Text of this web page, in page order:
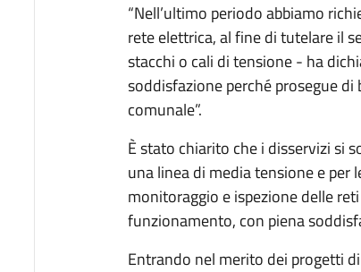
“Nell’ultimo periodo abbiamo
rete elettrica, al fine di tutelare il
stacchi o cali di tensione - ha
soddisfazione perché prosegue
comunale”.
È stato chiarito che i disservizi si
una linea di media tensione e
monitoraggio e ispezione delle
funzionamento, con piena
Entrando nel merito dei progetti